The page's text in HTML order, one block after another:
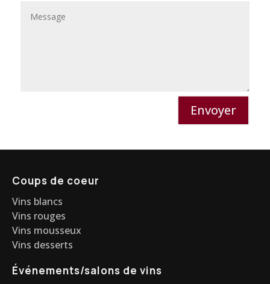
Envoyer
Coups de coeur
Vins blancs
Vins rouges
Vins mousseux
Vins desserts
Événements/salons de vins